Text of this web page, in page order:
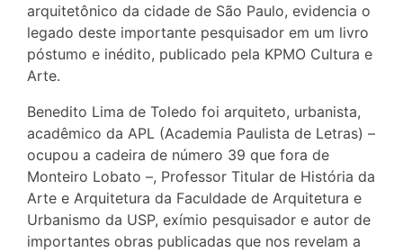
arquitetônico da cidade de São Paulo, evidencia o
legado deste importante pesquisador em um livro
póstumo e inédito, publicado pela KPMO Cultura e
Arte.
Benedito Lima de Toledo foi arquiteto, urbanista,
acadêmico da APL (Academia Paulista de Letras) –
ocupou a cadeira de número 39 que fora de
Monteiro Lobato –, Professor Titular de História da
Arte e Arquitetura da Faculdade de Arquitetura e
Urbanismo da USP, exímio pesquisador e autor de
importantes obras publicadas que nos revelam a